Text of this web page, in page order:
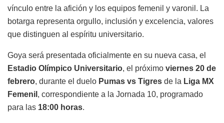
vínculo entre la afición y los equipos femenil y varonil. La
botarga representa orgullo, inclusión y excelencia, valores
que distinguen al espíritu universitario.
Goya será presentada oficialmente en su nueva casa, el
Estadio Olímpico Universitario, el próximo viernes 20 de
febrero, durante el duelo Pumas vs Tigres de la Liga MX
Femenil , correspondiente a la Jornada 10, programado
para las 18:00 horas.